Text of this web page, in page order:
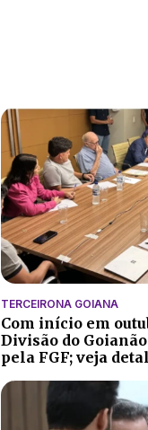
TERCEIRONA GOIANA
Com início em
Divisão do
pela FGF; veja